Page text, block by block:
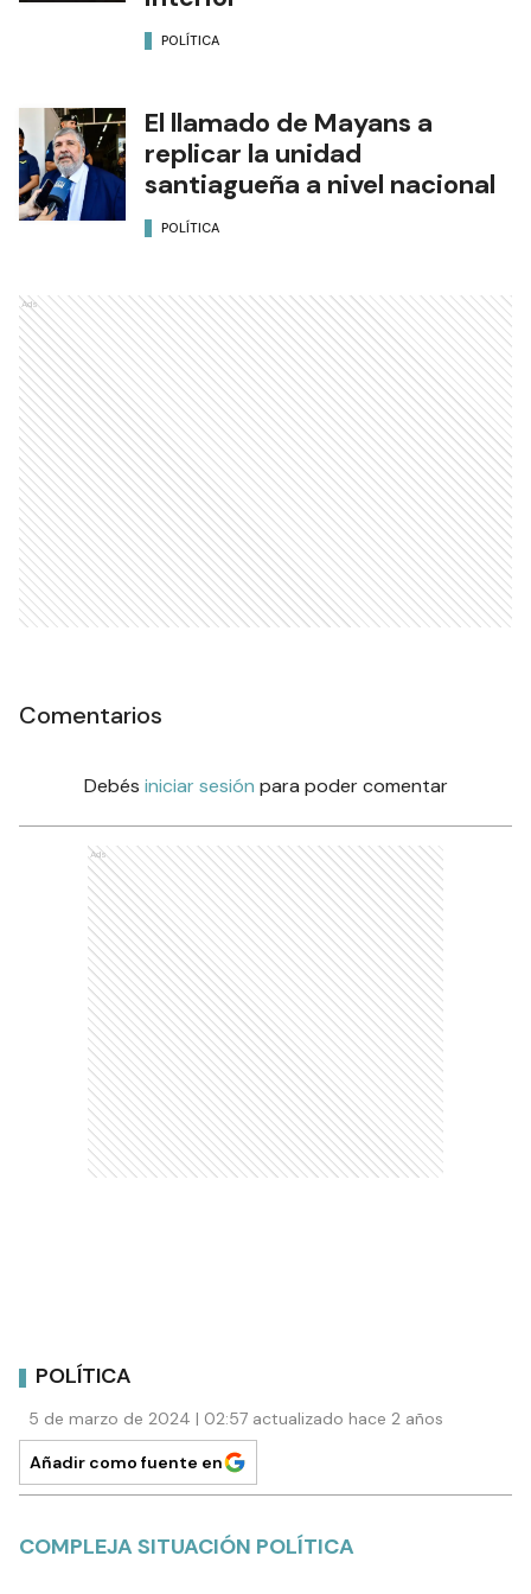
POLÍTICA
El llamado de Mayans a
replicar la unidad
santiagueña a nivel nacional
POLÍTICA
Ads
Comentarios
Debés iniciar sesión para poder comentar
Ads
POLÍTICA
5 de marzo de 2024 | 02:57 actualizado hace 2 años
Añadir como fuente en
COMPLEJA SITUACIÓN POLÍTICA